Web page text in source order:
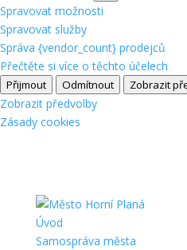
Spravovat možnosti
Spravovat služby
Správa {vendor_count} prodejců
Přečtěte si více o těchto účelech
Přijmout Odmítnout Zobrazit
Zobrazit předvolby
Zásady cookies
Úvod
Samospráva města